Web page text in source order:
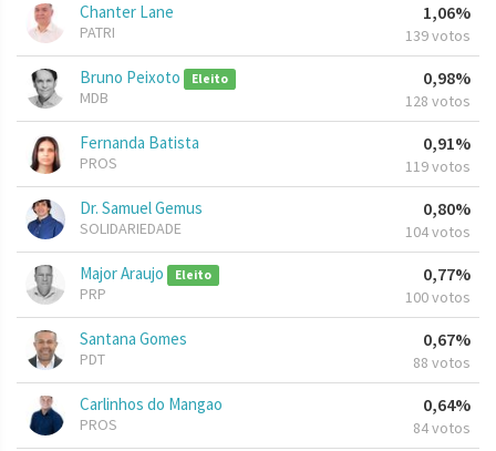
Chanter Lane
PATRI
1,06%
139 votos
Bruno Peixoto Eleito
MDB
0,98%
128 votos
Fernanda Batista
PROS
0,91%
119 votos
Dr. Samuel Gemus
SOLIDARIEDADE
0,80%
104 votos
Major Araujo Eleito
PRP
0,77%
100 votos
Santana Gomes
PDT
0,67%
88 votos
Carlinhos do Mangao
PROS
0,64%
84 votos